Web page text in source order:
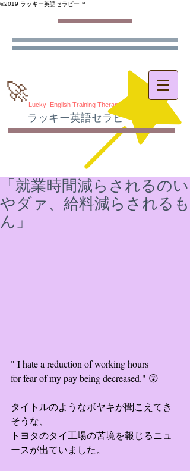
©️2019 ラッキー英語セラピー™️
Lucky English Training Therapy
ラッキー英語セラピー
🚀
「就業時間減らされるのい
やダァ、給料減らされるも
ん」
" I hate a reduction of working hours
for fear of my pay being decreased." 😲
タイトルのようなボヤキが聞こえてき
そうな、
トヨタのタイ工場の苦境を報じるニュ
ースが出ていました。